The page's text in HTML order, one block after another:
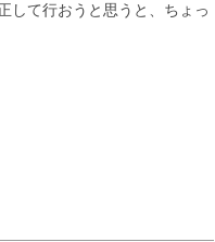
して行おうと思うと、ちょっ